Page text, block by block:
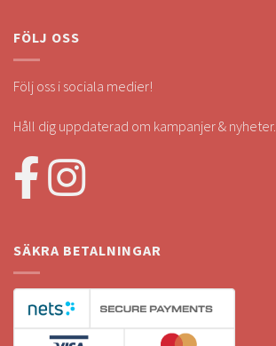
FÖLJ OSS
Följ oss i sociala medier!
Håll dig uppdaterad om kampanjer & nyheter.
SÄKRA BETALNINGAR